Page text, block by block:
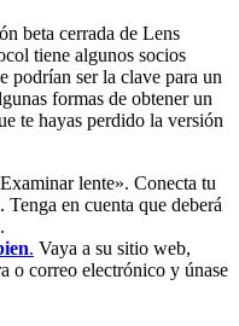
beta cerrada de Lens
tiene algunos socios
podrían ser la clave para un
formas de obtener un
te hayas perdido la versión
lente». Conecta tu
en cuenta que deberá
. Vaya a su sitio web,
o correo electrónico y únase